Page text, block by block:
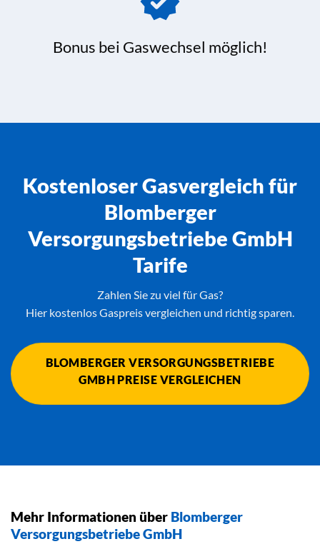
Bonus bei Gaswechsel möglich!
Kostenloser Gasvergleich für
Blomberger
Versorgungsbetriebe GmbH
Tarife
Zahlen Sie zu viel für Gas?
Hier kostenlos Gaspreis vergleichen und richtig sparen.
BLOMBERGER VERSORGUNGSBETRIEBE
GMBH PREISE VERGLEICHEN
Mehr Informationen über Blomberger
Versorgungsbetriebe GmbH